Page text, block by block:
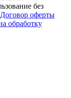
без
Договор оферты
обработку